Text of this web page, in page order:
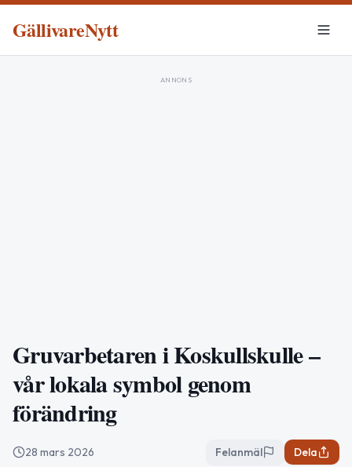
GällivareNytt
ANNONS
Gruvarbetaren i Koskullskulle –
vår lokala symbol genom
förändring
28 mars 2026 Felanmäl Dela